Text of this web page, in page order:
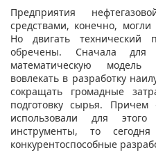
Предприятия
средствами, конечно,
Но двигать технический
обречены. Сначала для
математическую
вовлекать в разработку
сокращать громадные
подготовку сырья.
использовали для
инструменты, то
конкурентоспособные